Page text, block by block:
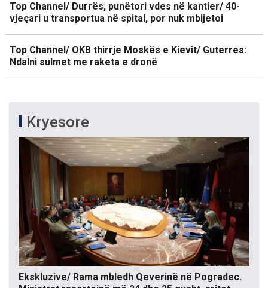
Top Channel/ Durrës, punëtori vdes në kantier/ 40-
vjeçari u transportua në spital, por nuk mbijetoi
Top Channel/ OKB thirrje Moskës e Kievit/ Guterres:
Ndalni sulmet me raketa e dronë
Kryesore
Ekskluzive/ Rama mbledh Qeverinë në Pogradec.